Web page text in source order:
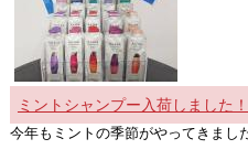
ミントシャンプー入荷しました！
今年もミントの季節がやってきまし